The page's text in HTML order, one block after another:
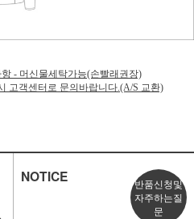
- 머신물세탁가능(손빨래권장)
고객센터로 문의바랍니다.(A/S 교환)
NOTICE
반품신청및
자주하는질
문